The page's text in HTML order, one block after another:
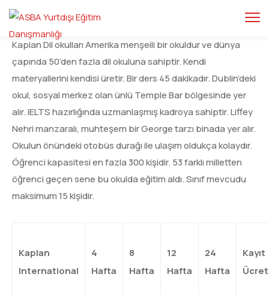
Kaplan Dil okulları Amerika menşeili bir okuldur ve dünya
çapında 50’den fazla dil okuluna sahiptir. Kendi
materyallerini kendisi üretir. Bir ders 45 dakikadır. Dublin’deki
okul, sosyal merkez olan ünlü Temple Bar bölgesinde yer
alır. IELTS hazırlığında uzmanlaşmış kadroya sahiptir. Liffey
Nehri manzaralı, muhteşem bir George tarzı binada yer alır.
Okulun önündeki otobüs durağı ile ulaşım oldukça kolaydır.
Öğrenci kapasitesi en fazla 300 kişidir. 53 farklı milletten
öğrenci geçen sene bu okulda eğitim aldı. Sınıf mevcudu
maksimum 15 kişidir.
Kaplan
International
4
Hafta
8
Hafta
12
Hafta
24
Hafta
Kayıt